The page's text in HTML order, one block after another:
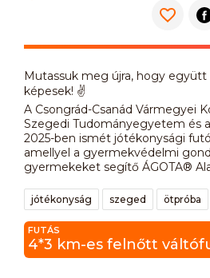
Mutassuk meg újra, hogy együtt
képesek! ✌️
A Csongrád-Csanád Vármegyei
Szegedi Tudományegyetem és
2025-ben ismét jótékonysági
amellyel a gyermekvédelmi
gyermekeket segítő ÁGOTA®
jótékonyság szeged ötpróba
FUTÁS
4*3 km-es felnőtt